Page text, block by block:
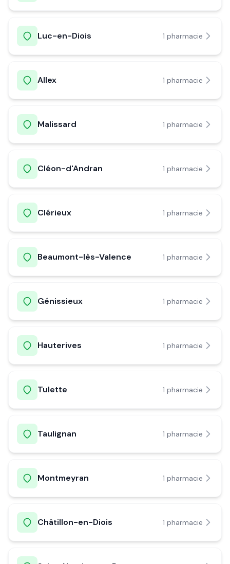
Luc-en-Diois 1 pharmacie
Allex 1 pharmacie
Malissard 1 pharmacie
Cléon-d'Andran 1 pharmacie
Clérieux 1 pharmacie
Beaumont-lès-Valence 1 pharmacie
Génissieux 1 pharmacie
Hauterives 1 pharmacie
Tulette 1 pharmacie
Taulignan 1 pharmacie
Montmeyran 1 pharmacie
Châtillon-en-Diois 1 pharmacie